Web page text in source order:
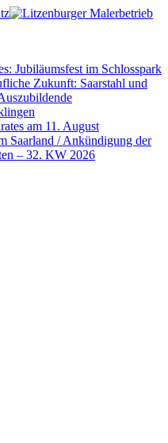
Jubiläumsfest im Schlosspark
Zukunft: Saarstahl und
am 11. August
Saarland / Ankündigung der
– 32. KW 2026